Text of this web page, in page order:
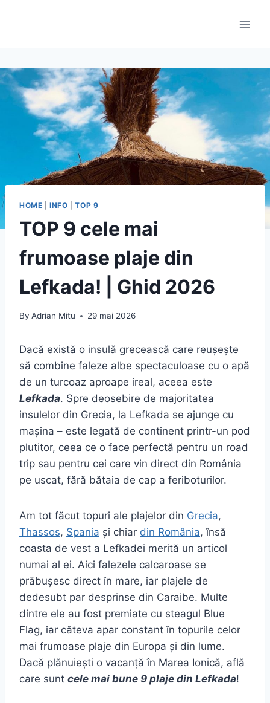
HOME |INFO |TOP 9
TOP 9 cele mai
frumoase plaje din
Lefkada! | Ghid 2026
By Adrian Mitu 29 mai 2026
Dacă există o insulă grecească care reușește
să combine faleze albe spectaculoase cu o apă
de un turcoaz aproape ireal, aceea este
Lefkada. Spre deosebire de majoritatea
insulelor din Grecia, la Lefkada se ajunge cu
mașina – este legată de continent printr-un pod
plutitor, ceea ce o face perfectă pentru un road
trip sau pentru cei care vin direct din România
pe uscat, fără bătaia de cap a feriboturilor.
Am tot făcut topuri ale plajelor din Grecia,
Thassos, Spania și chiar din România, însă
coasta de vest a Lefkadei merită un articol
numai al ei. Aici falezele calcaroase se
prăbușesc direct în mare, iar plajele de
dedesubt par desprinse din Caraibe. Multe
dintre ele au fost premiate cu steagul Blue
Flag, iar câteva apar constant în topurile celor
mai frumoase plaje din Europa și din lume.
Dacă plănuiești o vacanță în Marea Ionică, află
care sunt cele mai bune 9 plaje din Lefkada!